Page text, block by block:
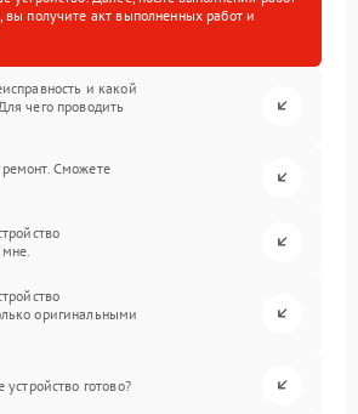
вы получите акт выполненных работ и
и какой
чего проводить
Сможете
оригинальными
готово?